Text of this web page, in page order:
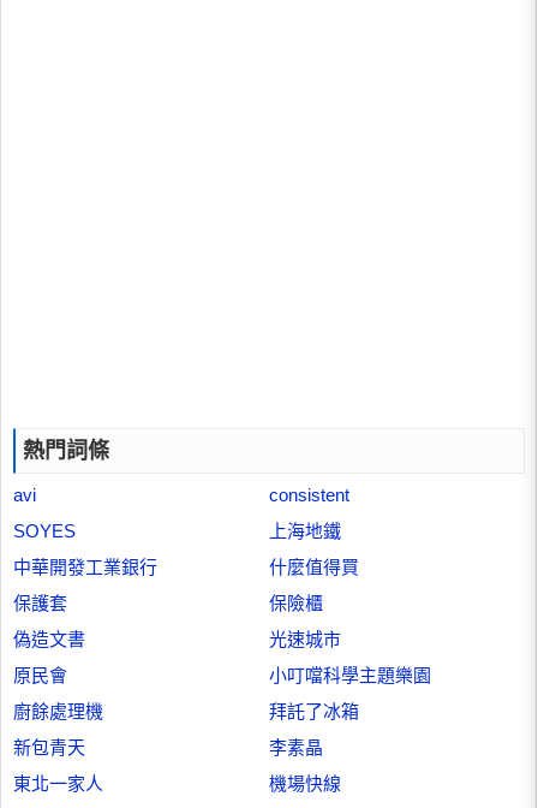
熱門詞條
avi
consistent
SOYES
上海地鐵
中華開發工業銀行
什麼值得買
保護套
保險櫃
偽造文書
光速城市
原民會
小叮噹科學主題樂園
廚餘處理機
拜託了冰箱
新包青天
李素晶
東北一家人
機場快線